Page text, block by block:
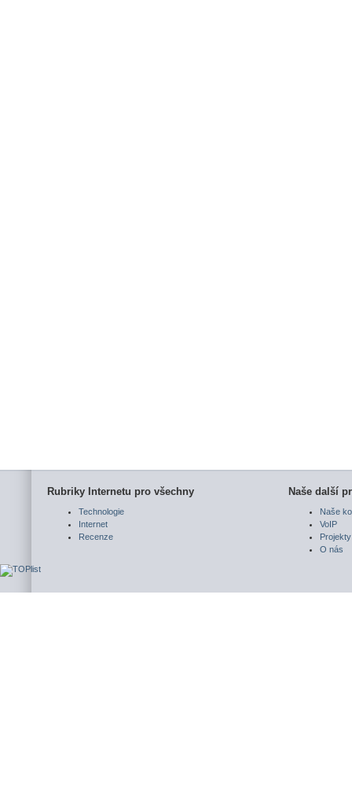
Rubriky Internetu pro všechny
Technologie
Internet
Recenze
Naše další
Naše
VoIP
Projekty
O nás